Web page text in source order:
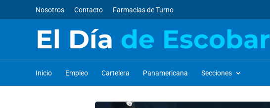
Nosotros Contacto Farmacias de Turno
El Día de Escobar
Inicio Empleo Cartelera Panamericana Secciones